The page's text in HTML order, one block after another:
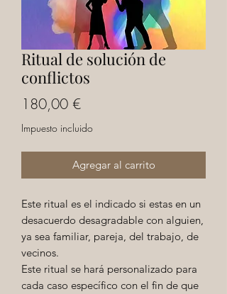
Ritual de solución de
conflictos
180,00 €Precio
Impuesto incluido
Agregar al carrito
Este ritual es el indicado si estas en un
desacuerdo desagradable con alguien,
ya sea familiar, pareja, del trabajo, de
vecinos.
Este ritual se hará personalizado para
cada caso específico con el fin de que